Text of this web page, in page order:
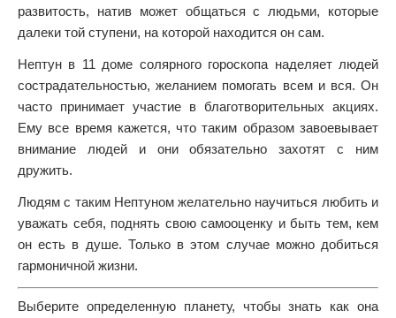
развитость, натив может общаться с людьми, которые
далеки той ступени, на которой находится он сам.
Нептун в 11 доме солярного гороскопа наделяет людей
сострадательностью, желанием помогать всем и вся. Он
часто принимает участие в благотворительных акциях.
Ему все время кажется, что таким образом завоевывает
внимание людей и они обязательно захотят с ним
дружить.
Людям с таким Нептуном желательно научиться любить и
уважать себя, поднять свою самооценку и быть тем, кем
он есть в душе. Только в этом случае можно добиться
гармоничной жизни.
Выберите определенную планету, чтобы знать как она